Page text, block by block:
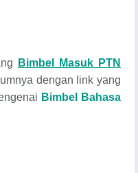
Bimbel Masuk PTN
dengan link yang
Bimbel Bahasa